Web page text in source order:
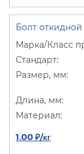
Болт откидной
1.00 ₽/кг